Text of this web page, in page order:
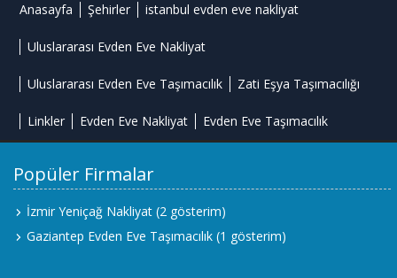
Anasayfa Şehirler istanbul evden eve nakliyat
Uluslararası Evden Eve Nakliyat
Uluslararası Evden Eve Taşımacılık Zati Eşya Taşımacılığı
Linkler Evden Eve Nakliyat Evden Eve Taşımacılık
Popüler Firmalar
İzmir Yeniçağ Nakliyat (2 gösterim)
Gaziantep Evden Eve Taşımacılık (1 gösterim)